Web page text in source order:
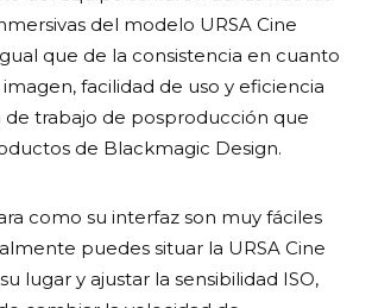
del modelo URSA Cine
que de la consistencia en cuanto
facilidad de uso y eficiencia
de trabajo de posproducción que
de Blackmagic Design.
como su interfaz son muy fáciles
puedes situar la URSA Cine
lugar y ajustar la sensibilidad ISO,